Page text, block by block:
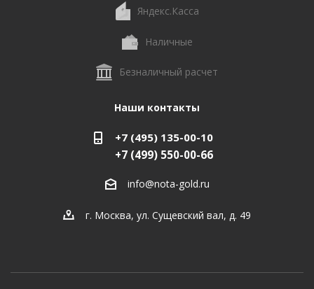
Яндекс.Касса
Наличные
Безналичный расчет
Наши контакты
+7 (495) 135-00-10
+7 (499) 550-00-66
info@nota-gold.ru
г. Москва, ул. Сущевский вал, д. 49